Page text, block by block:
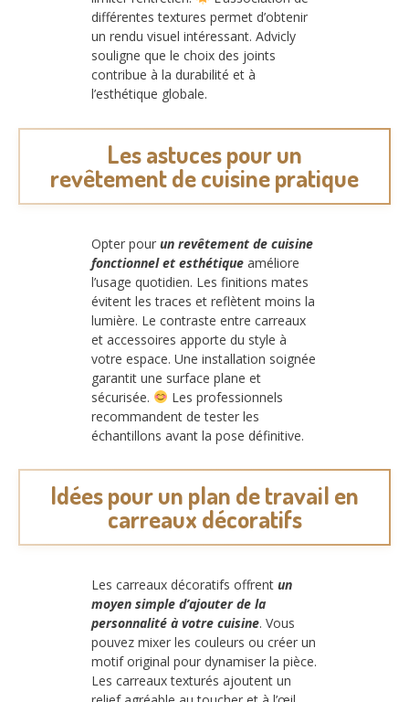
différentes textures permet d’obtenir
un rendu visuel intéressant. Advicly
souligne que le choix des joints
contribue à la durabilité et à
l’esthétique globale.
Les astuces pour un
revêtement de cuisine pratique
Opter pour un revêtement de cuisine
fonctionnel et esthétique améliore
l’usage quotidien. Les finitions mates
évitent les traces et reflètent moins la
lumière. Le contraste entre carreaux
et accessoires apporte du style à
votre espace. Une installation soignée
garantit une surface plane et
sécurisée.
Les professionnels
recommandent de tester les
échantillons avant la pose définitive.
Idées pour un plan de travail en
carreaux décoratifs
Les carreaux décoratifs offrent un
moyen simple d’ajouter de la
personnalité à votre cuisine. Vous
pouvez mixer les couleurs ou créer un
motif original pour dynamiser la pièce.
Les carreaux texturés ajoutent un